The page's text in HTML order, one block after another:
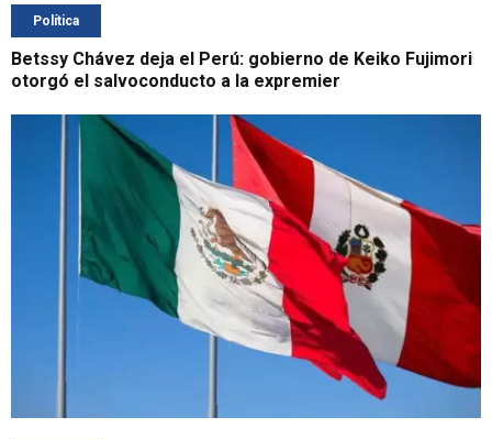
Política
Betssy Chávez deja el Perú: gobierno de Keiko Fujimori
otorgó el salvoconducto a la expremier